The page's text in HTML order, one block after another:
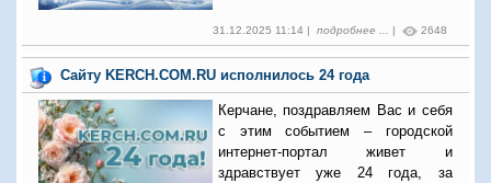
31.12.2025 11:14 | подробнее ... | 2648
Сайту KERCH.COM.RU исполнилось 24 года
Керчане, поздравляем Вас и себя
с этим событием – городской
интернет-портал живет и
здравствует уже 24 года, за